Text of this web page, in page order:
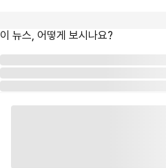
이 뉴스, 어떻게 보시나요?